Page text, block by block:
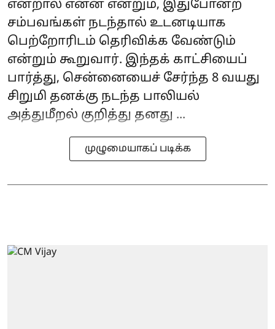
என்றால் என்ன என்றும், இதுபோன்ற
சம்பவங்கள் நடந்தால் உடனடியாக
பெற்றோரிடம் தெரிவிக்க வேண்டும்
என்றும் கூறுவார். இந்தக் காட்சியைப்
பார்த்து, சென்னையைச் சேர்ந்த 8 வயது
சிறுமி தனக்கு நடந்த பாலியல்
அத்துமீறல் குறித்து தனது ...
முழுமையாகப் படிக்க